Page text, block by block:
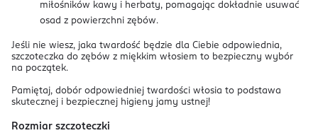
miłośników kawy i herbaty, pomagając dokładnie usuwać
osad z powierzchni zębów.
Jeśli nie wiesz, jaka twardość będzie dla Ciebie odpowiednia,
szczoteczka do zębów z miękkim włosiem to bezpieczny wybór
na początek.
Pamiętaj, dobór odpowiedniej twardości włosia to podstawa
skutecznej i bezpiecznej higieny jamy ustnej!
Rozmiar szczoteczki